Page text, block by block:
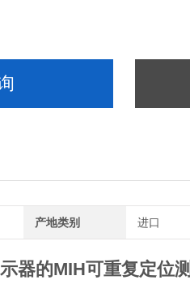
产地类别 进口
器的MIH可重复定位